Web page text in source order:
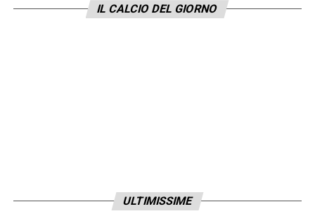
errori e giocate splendide ma bisogna
IL CALCIO DEL GIORNO
ULTIMISSIME